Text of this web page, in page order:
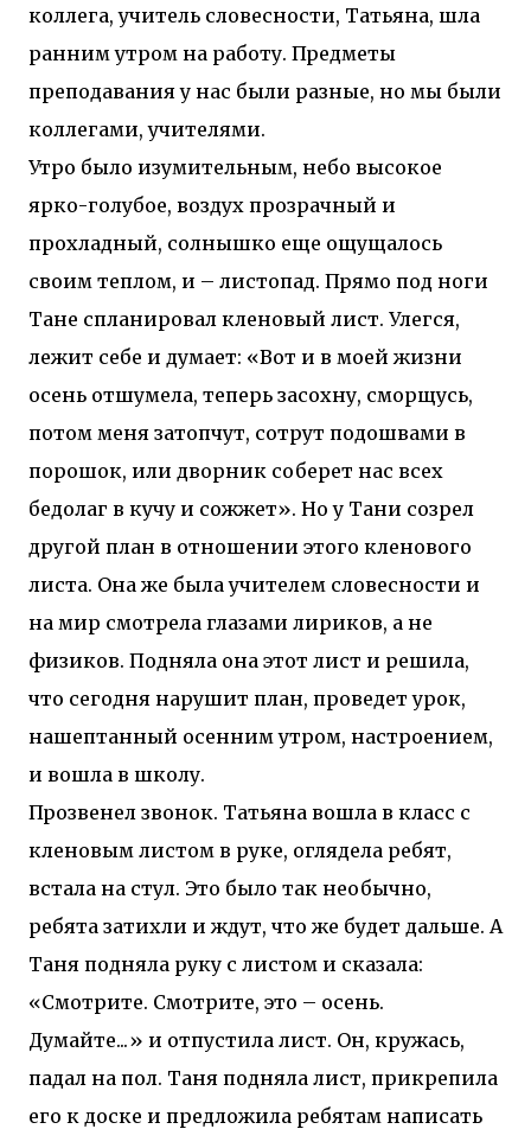
коллега, учитель словесности, Татьяна, шла
ранним утром на работу. Предметы
преподавания у нас были разные, но мы были
коллегами, учителями.
Утро было изумительным, небо высокое
ярко-голубое, воздух прозрачный и
прохладный, солнышко еще ощущалось
своим теплом, и – листопад. Прямо под ноги
Тане спланировал кленовый лист. Улегся,
лежит себе и думает: «Вот и в моей жизни
осень отшумела, теперь засохну, сморщусь,
потом меня затопчут, сотрут подошвами в
порошок, или дворник соберет нас всех
бедолаг в кучу и сожжет». Но у Тани созрел
другой план в отношении этого кленового
листа. Она же была учителем словесности и
на мир смотрела глазами лириков, а не
физиков. Подняла она этот лист и решила,
что сегодня нарушит план, проведет урок,
нашептанный осенним утром, настроением,
и вошла в школу.
Прозвенел звонок. Татьяна вошла в класс с
кленовым листом в руке, оглядела ребят,
встала на стул. Это было так необычно,
ребята затихли и ждут, что же будет дальше. А
Таня подняла руку с листом и сказала:
«Смотрите. Смотрите, это – осень.
Думайте...» и отпустила лист. Он, кружась,
падал на пол. Таня подняла лист, прикрепила
его к доске и предложила ребятам написать